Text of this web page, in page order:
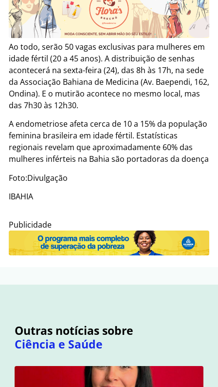
Ao todo, serão 50 vagas exclusivas para mulheres em
idade fértil (20 a 45 anos). A distribuição de senhas
acontecerá na sexta-feira (24), das 8h às 17h, na sede
da Associação Bahiana de Medicina (Av. Baependi, 162,
Ondina). E o mutirão acontece no mesmo local, mas
das 7h30 às 12h30.
A endometriose afeta cerca de 10 a 15% da população
feminina brasileira em idade fértil. Estatísticas
regionais revelam que aproximadamente 60% das
mulheres inférteis na Bahia são portadoras da doença
Foto:Divulgação
IBAHIA
Publicidade
Outras notícias sobre
Ciência e Saúde